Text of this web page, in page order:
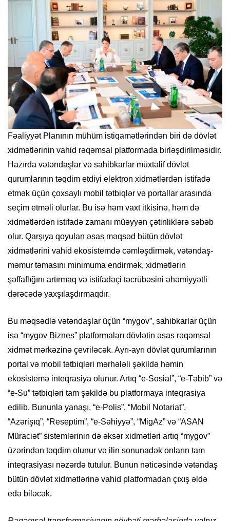
Fəaliyyət Planının mühüm istiqamətlərindən biri də dövlət
xidmətlərinin vahid rəqəmsal platformada birləşdirilməsidir.
Hazırda vətəndaşlar və sahibkarlar müxtəlif dövlət
qurumlarının təqdim etdiyi elektron xidmətlərdən istifadə
etmək üçün çoxsaylı mobil tətbiqlər və portallar arasında
seçim etməli olurlar. Bu isə həm vaxt itkisinə, həm də
xidmətlərdən istifadə zamanı müəyyən çətinliklərə səbəb
olur. Qarşıya qoyulan əsas məqsəd bütün dövlət
xidmətlərini vahid ekosistemdə cəmləşdirmək, vətəndaş-
məmur təmasını minimuma endirmək, xidmətlərin
şəffaflığını artırmaq və istifadəçi təcrübəsini əhəmiyyətli
dərəcədə yaxşılaşdırmaqdır.
Bu məqsədlə vətəndaşlar üçün “mygov”, sahibkarlar üçün
isə “mygov Biznes” platformaları dövlətin əsas rəqəmsal
xidmət mərkəzinə çevriləcək. Ayrı-ayrı dövlət qurumlarının
portal və mobil tətbiqləri mərhələli şəkildə həmin
ekosistemə inteqrasiya olunur. Artıq “e-Sosial”, “e-Təbib” və
“e-Su” tətbiqləri tam şəkildə bu platformaya inteqrasiya
edilib. Bununla yanaşı, “e-Polis”, “Mobil Notariat”,
“Azərişıq”, “Reseptim”, “e-Səhiyyə”, “MigAz” və “ASAN
Müraciət” sistemlərinin də əksər xidmətləri artıq “mygov”
üzərindən təqdim olunur və ilin sonunadək onların tam
inteqrasiyası nəzərdə tutulur. Bunun nəticəsində vətəndaş
bütün dövlət xidmətlərinə vahid platformadan çıxış əldə
edə biləcək.